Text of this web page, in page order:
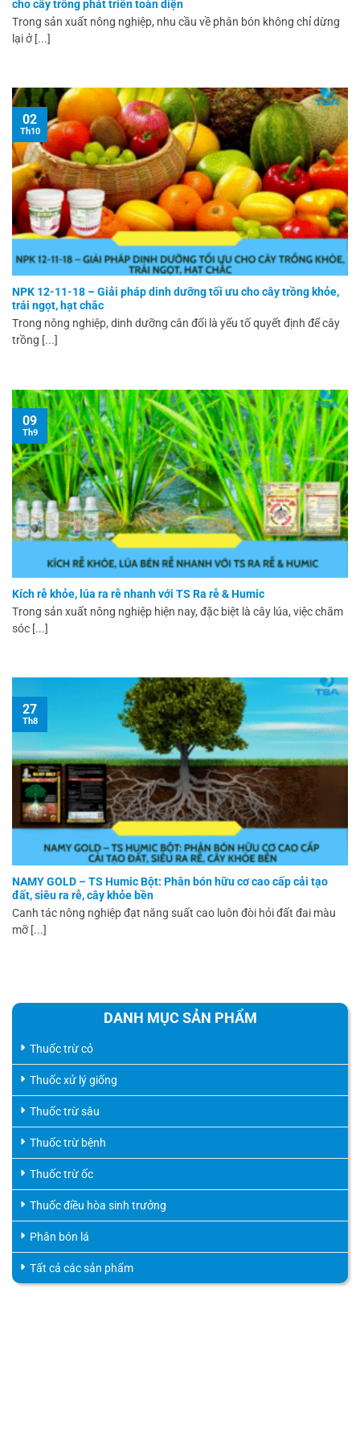
cho cây trồng phát triển toàn diện
Trong sản xuất nông nghiệp, nhu cầu về phân bón không chỉ dừng
lại ở [...]
NPK 12-11-18 – Giải pháp dinh dưỡng tối ưu cho cây trồng khỏe,
trái ngọt, hạt chắc
Trong nông nghiệp, dinh dưỡng cân đối là yếu tố quyết định để cây
trồng [...]
02
Th10
Kích rễ khỏe, lúa ra rễ nhanh với TS Ra rễ & Humic
Trong sản xuất nông nghiệp hiện nay, đặc biệt là cây lúa, việc chăm
sóc [...]
09
Th9
NAMY GOLD – TS Humic Bột: Phân bón hữu cơ cao cấp cải tạo
đất, siêu ra rễ, cây khỏe bền
Canh tác nông nghiệp đạt năng suất cao luôn đòi hỏi đất đai màu
mỡ [...]
27
Th8
DANH MỤC SẢN PHẨM
Thuốc trừ cỏ
Thuốc xử lý giống
Thuốc trừ sâu
Thuốc trừ bệnh
Thuốc trừ ốc
Thuốc điều hòa sinh trưởng
Phân bón lá
Tất cả các sản phẩm